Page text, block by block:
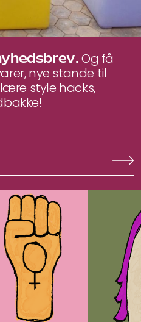
Og få
nye stande til
style hacks,